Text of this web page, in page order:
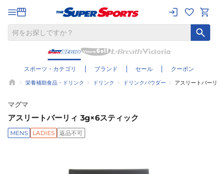
スポーツ・カテゴリ ブランド セール クーポン
栄養補助食品・ドリンク ドリンク ドリンクパウダー アスリートバー
マグマ
アスリートバーリィ 3g×6スティック
MENS LADIES 返品不可